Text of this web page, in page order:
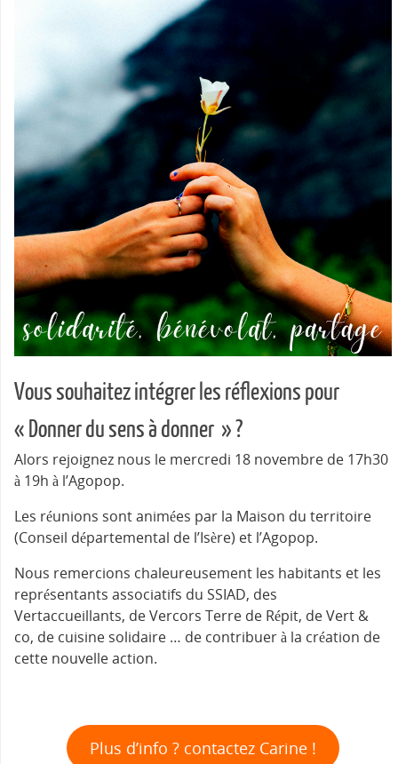
Vous souhaitez intégrer les réflexions pour
« Donner du sens à donner » ?
Alors rejoignez nous le mercredi 18 novembre de 17h30
à 19h à l’Agopop.
Les réunions sont animées par la Maison du territoire
(Conseil départemental de l’Isère) et l’Agopop.
Nous remercions chaleureusement les habitants et les
représentants associatifs du SSIAD, des
Vertaccueillants, de Vercors Terre de Répit, de Vert &
co, de cuisine solidaire … de contribuer à la création de
cette nouvelle action.
Plus d’info ? contactez Carine !